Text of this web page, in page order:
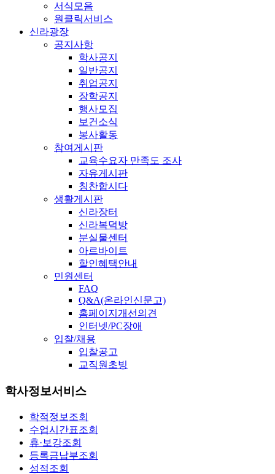
서식모음
원클릭서비스
신라광장
공지사항
학사공지
일반공지
취업공지
장학공지
행사모집
보건소식
봉사활동
참여게시판
교육수요자 만족도 조사
자유게시판
칭찬합시다
생활게시판
신라장터
신라복덕방
분실물센터
아르바이트
할인혜택안내
민원센터
FAQ
Q&A(온라인신문고)
홈페이지개선의견
인터넷/PC장애
입찰/채용
입찰공고
교직원초빙
학사정보서비스
학적정보조회
수업시간표조회
휴·보강조회
등록금납부조회
성적조회